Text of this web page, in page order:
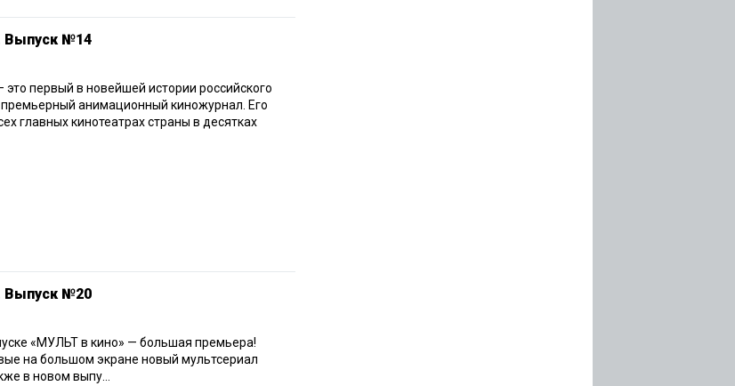
Выпуск №14
первый в новейшей истории российского
анимационный киножурнал. Его
главных кинотеатрах страны в десятках
Выпуск №20
«МУЛЬТ в кино» — большая премьера!
на большом экране новый мультсериал
в новом выпу...